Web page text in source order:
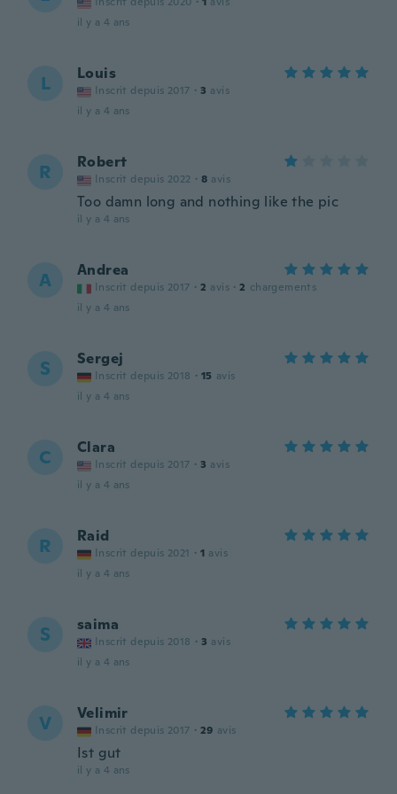
il y a 4 ans
L Louis
Inscrit depuis 2017 · 3 avis
il y a 4 ans
R Robert
Inscrit depuis 2022 · 8 avis
Too damn long and nothing like the pic
il y a 4 ans
A Andrea
Inscrit depuis 2017 · 2 avis · 2 chargements
il y a 4 ans
S Sergej
Inscrit depuis 2018 · 15 avis
il y a 4 ans
C Clara
Inscrit depuis 2017 · 3 avis
il y a 4 ans
R Raid
Inscrit depuis 2021 · 1 avis
il y a 4 ans
S saima
Inscrit depuis 2018 · 3 avis
il y a 4 ans
V Velimir
Inscrit depuis 2017 · 29 avis
Ist gut
il y a 4 ans